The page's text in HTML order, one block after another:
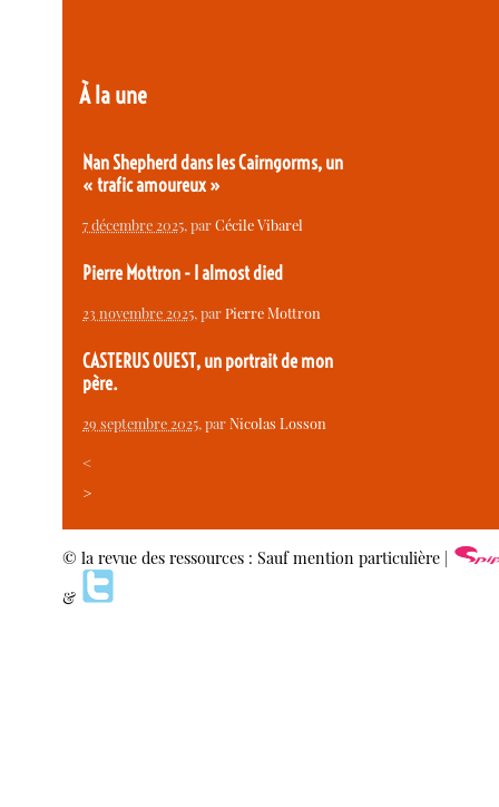
À la une
Nan Shepherd dans les Cairngorms, un
« trafic amoureux »
7 décembre 2025, parCécile Vibarel
Pierre Mottron - I almost died
23 novembre 2025, parPierre Mottron
CASTERUS OUEST, un portrait de mon
père.
29 septembre 2025, parNicolas Losson
<
>
© la revue des ressources : Sauf mention particulière |
&